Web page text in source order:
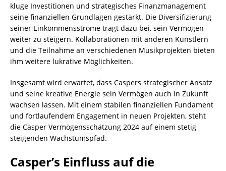
kluge Investitionen und strategisches Finanzmanagement
seine finanziellen Grundlagen gestärkt. Die Diversifizierung
seiner Einkommensströme trägt dazu bei, sein Vermögen
weiter zu steigern. Kollaborationen mit anderen Künstlern
und die Teilnahme an verschiedenen Musikprojekten bieten
ihm weitere lukrative Möglichkeiten.
Insgesamt wird erwartet, dass Caspers strategischer Ansatz
und seine kreative Energie sein Vermögen auch in Zukunft
wachsen lassen. Mit einem stabilen finanziellen Fundament
und fortlaufendem Engagement in neuen Projekten, steht
die Casper Vermögensschätzung 2024 auf einem stetig
steigenden Wachstumspfad.
Casper’s Einfluss auf die